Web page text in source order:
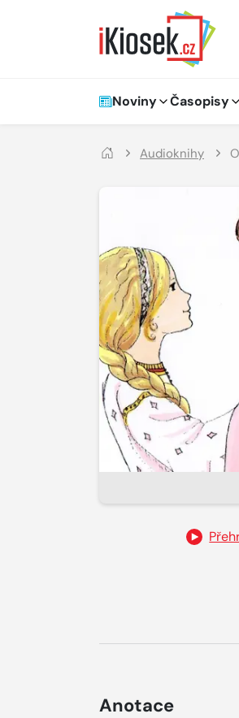
Hlavní navigace
Noviny Časopisy
Audioknihy
Anotace